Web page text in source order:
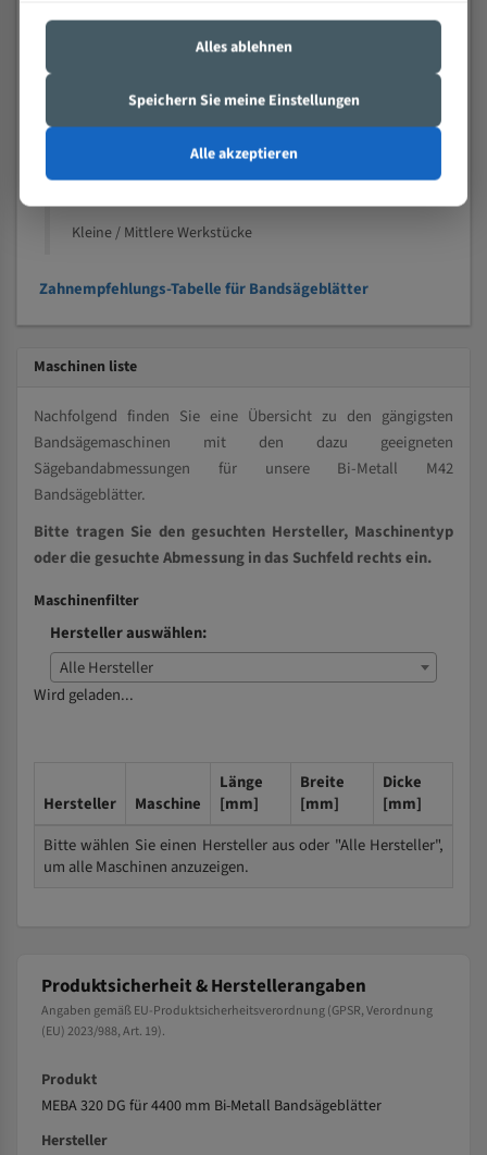
Nichteisenmetalle
Speziell entwickelt für Profile / Rohre
Kleine und mittlere Profile / Kleine Durchmesser
Vollmaterial
Kleine / Mittlere Werkstücke
Zahnempfehlungs-Tabelle für Bandsägeblätter
Maschinen liste
Nachfolgend finden Sie eine Übersicht zu den gängigsten
Bandsägemaschinen mit den dazu geeigneten
Sägebandabmessungen für unsere Bi-Metall M42
Bandsägeblätter.
Bitte tragen Sie den gesuchten Hersteller, Maschinentyp
oder die gesuchte Abmessung in das Suchfeld rechts ein.
Maschinenfilter
Hersteller auswählen:
Alle Hersteller
Wird geladen...
Hersteller Maschine
Länge
[mm]
Breite
[mm]
Dicke
[mm]
Bitte wählen Sie einen Hersteller aus oder "Alle Hersteller",
um alle Maschinen anzuzeigen.
Produktsicherheit & Herstellerangaben
Angaben gemäß EU-Produktsicherheitsverordnung (GPSR, Verordnung
(EU) 2023/988, Art. 19).
Produkt
MEBA 320 DG für 4400 mm Bi-Metall Bandsägeblätter
Hersteller
Alles ablehnen
Speichern Sie meine Einstellungen
Alle akzeptieren